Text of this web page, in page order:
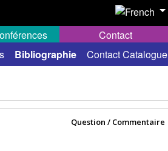
Bibliographie Contact Catalogue
Contact
Question / Commentaire